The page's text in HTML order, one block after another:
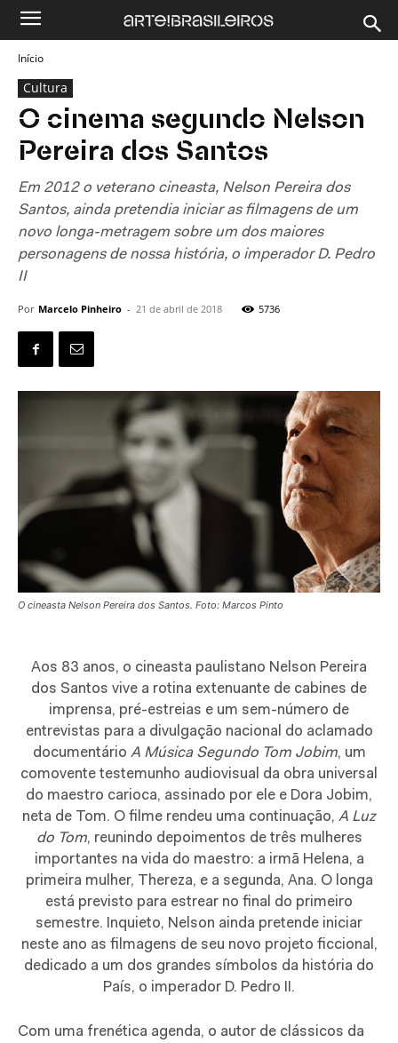
Início
Cultura
O cinema segundo Nelson
Pereira dos Santos
Em 2012 o veterano cineasta, Nelson Pereira dos
Santos, ainda pretendia iniciar as filmagens de um
novo longa-metragem sobre um dos maiores
personagens de nossa história, o imperador D. Pedro
II
Por Marcelo Pinheiro - 21 de abril de 2018 5736
O cineasta Nelson Pereira dos Santos. Foto: Marcos Pinto
Aos 83 anos, o cineasta paulistano Nelson Pereira
dos Santos vive a rotina extenuante de cabines de
imprensa, pré-estreias e um sem-número de
entrevistas para a divulgação nacional do aclamado
documentário A Música Segundo Tom Jobim, um
comovente testemunho audiovisual da obra universal
do maestro carioca, assinado por ele e Dora Jobim,
neta de Tom. O filme rendeu uma continuação, A Luz
do Tom, reunindo depoimentos de três mulheres
importantes na vida do maestro: a irmã Helena, a
primeira mulher, Thereza, e a segunda, Ana. O longa
está previsto para estrear no final do primeiro
semestre. Inquieto, Nelson ainda pretende iniciar
neste ano as filmagens de seu novo projeto ficcional,
dedicado a um dos grandes símbolos da história do
País, o imperador D. Pedro II.
Com uma frenética agenda, o autor de clássicos da